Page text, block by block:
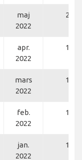
maj
2022
247
apr.
2022
189
mars
2022
134
feb.
2022
119
jan.
2022
110